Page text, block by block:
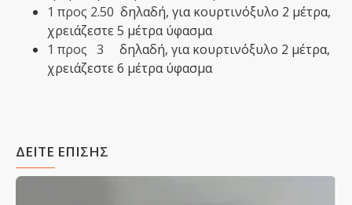
1 προς 2.50 δηλαδή, ​για κουρτινόξυλο 2 μέτρα,
χρειάζεστε 5 μέτρα ύφασμα
1 προς 3 δηλαδή,​ για κουρτινόξυλο 2 μέτρα,
χρειάζεστε 6 μέτρα ύφασμα
ΔΕΙΤΕ ΕΠΙΣΗΣ